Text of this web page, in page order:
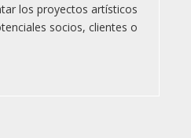
los proyectos artísticos
socios, clientes o